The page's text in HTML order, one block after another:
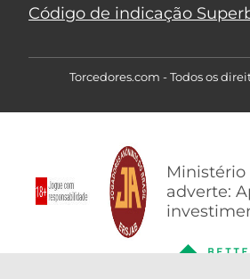
Código de indicação
Torcedores.com - Todos os
Ministério
adverte: